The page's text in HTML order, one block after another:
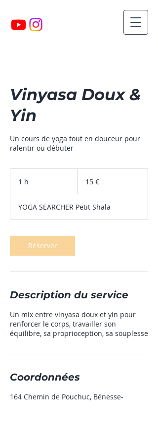
Vinyasa Doux &
Yin
Un cours de yoga tout en douceur pour
ralentir ou débuter
1 h 15 €
YOGA SEARCHER Petit Shala
Réserver
Description du service
Un mix entre vinyasa doux et yin pour
renforcer le corps, travailler son
équilibre, sa proprioception, sa souplesse
Coordonnées
164 Chemin de Pouchuc, Bénesse-